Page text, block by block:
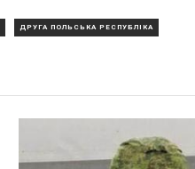
ДРУГА ПОЛЬСЬКА РЕСПУБЛІКА